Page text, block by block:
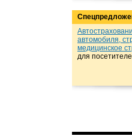
автомобиля,
медицинское
для